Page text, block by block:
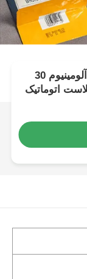
دستگاه علامت‌گذاری لیزری پرنده CO2 آلومینیوم 30